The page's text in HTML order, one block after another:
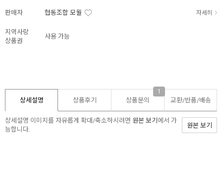
판매자 협동조합 모월 자세히
지역사랑
상품권
사용 가능
상세설명 상품후기 상품문의
1
교환/반품/배송
상세설명 이미지를 자유롭게 확대/축소하시려면 원본 보기 에서 가
능합니다.
원본 보기